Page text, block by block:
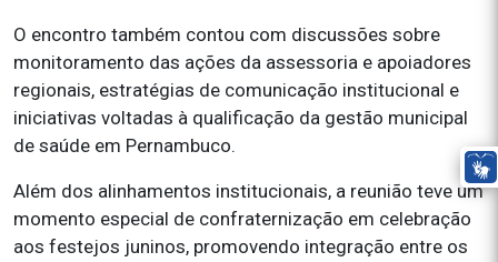
O encontro também contou com discussões sobre
monitoramento das ações da assessoria e apoiadores
regionais, estratégias de comunicação institucional e
iniciativas voltadas à qualificação da gestão municipal
de saúde em Pernambuco.
Além dos alinhamentos institucionais, a reunião teve um
momento especial de confraternização em celebração
aos festejos juninos, promovendo integração entre os